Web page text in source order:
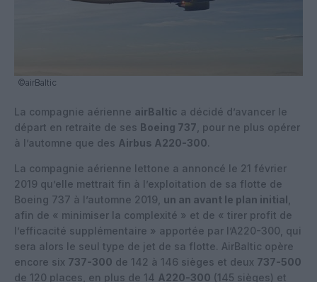
©airBaltic
La compagnie aérienne airBaltic a décidé d’avancer le
départ en retraite de ses Boeing 737 , pour ne plus opérer
à l’automne que des Airbus A220-300.
La compagnie aérienne lettone a annoncé le 21 février
2019 qu’elle mettrait fin à l’exploitation de sa flotte de
Boeing 737 à l’automne 2019, un an avant le plan initial
afin de « minimiser la complexité » et de « tirer profit de
l’efficacité supplémentaire » apportée par l’A220-300, qui
sera alors le seul type de jet de sa flotte. AirBaltic opère
encore six 737-300 de 142 à 146 sièges et deux 737-500
de 120 places, en plus de 14 A220-300 (145 sièges) et